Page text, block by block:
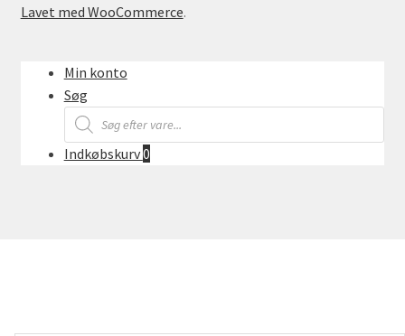
Lavet med WooCommerce.
Min konto
Søg
Products
search
Indkøbskurv0